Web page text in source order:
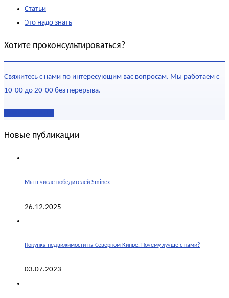
Статьи
Это надо знать
Хотите проконсультироваться?
Свяжитесь с нами по интересующим вас вопросам. Мы работаем с
10-00 до 20-00 без перерыва.
Новые публикации
Мы в числе победителей Sminex
26.12.2025
Покупка недвижимости на Северном Кипре. Почему лучше с нами?
03.07.2023